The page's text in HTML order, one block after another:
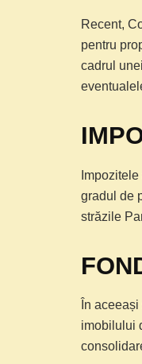
Recent,
pentru
cadrul
gradul de
străzile
În
imobilului